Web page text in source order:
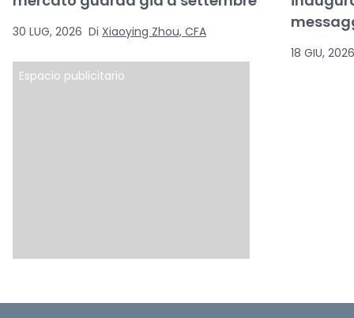
30 LUG, 2026 Di Xiaoying Zhou, CFA
18 GIU, 2026
Espacio publicitario